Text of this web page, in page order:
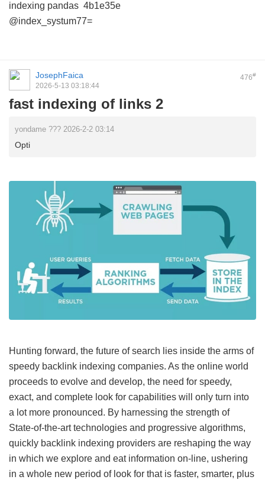
indexing pandas 4b1e35e
@index_systum77=
476#
JosephFaica
2026-5-13 03:18:44
fast indexing of links 2
yondame ??? 2026-2-2 03:14
Opti
Hunting forward, the future of search lies inside the arms of
speedy backlink indexing companies. As the online world
proceeds to evolve and develop, the need for speedy,
exact, and complete look for capabilities will only turn into
a lot more pronounced. By harnessing the strength of
State-of-the-art technologies and progressive algorithms,
quickly backlink indexing providers are reshaping the way
in which we explore and eat information on-line, ushering
in a whole new period of look for that is faster, smarter, plus